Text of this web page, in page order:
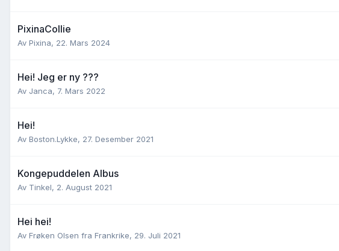
PixinaCollie
Av Pixina, 22. Mars 2024
Hei! Jeg er ny ???
Av Janca, 7. Mars 2022
Hei!
Av Boston.Lykke, 27. Desember 2021
Kongepuddelen Albus
Av Tinkel, 2. August 2021
Hei hei!
Av Frøken Olsen fra Frankrike, 29. Juli 2021